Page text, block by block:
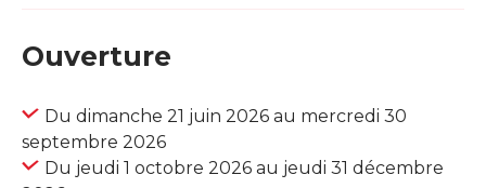
Ouverture
Du dimanche 21 juin 2026 au mercredi 30
septembre 2026
Du jeudi 1 octobre 2026 au jeudi 31 décembre